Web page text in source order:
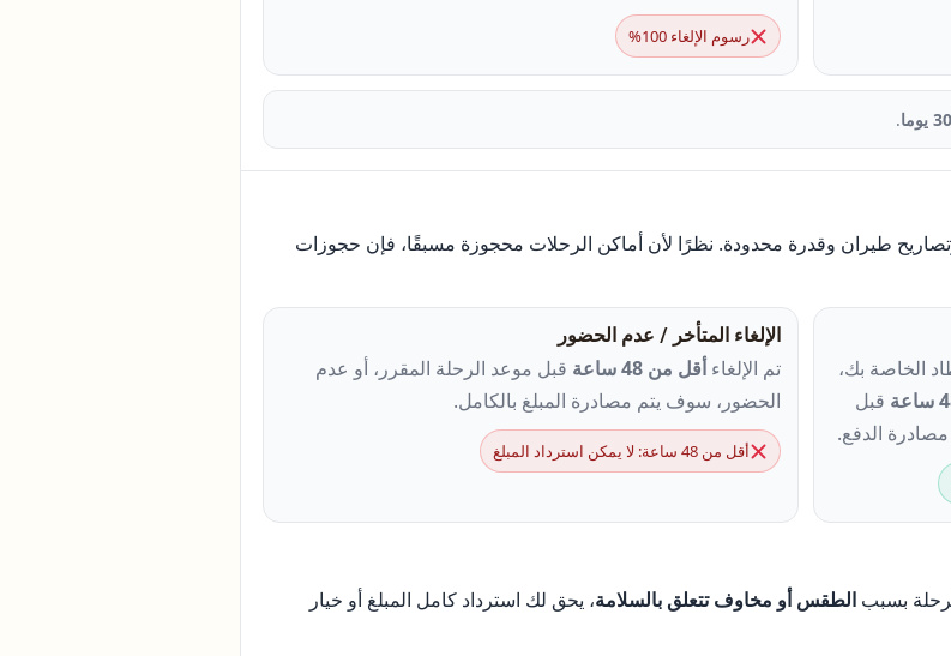
رسوم الإلغاء 100%
30 يوما .
طيران وقدرة محدودة. نظرًا لأن أماكن الرحلات محجوزة مسبقًا، فإن حجوزات
الخاصة بك،
قبل
الدفع.
الإلغاء المتأخر / عدم الحضور
تم الإلغاءأقل من 48 ساعة
قبل موعد الرحلة المقرر، أو عدم
الحضور، سوف يتم مصادرة المبلغ بالكامل.
أقل من 48 ساعة: لا يمكن استرداد المبلغ
بسبب الطقس أو مخاوف تتعلق بالسلامة، يحق لك استرداد كامل المبلغ أو خيار